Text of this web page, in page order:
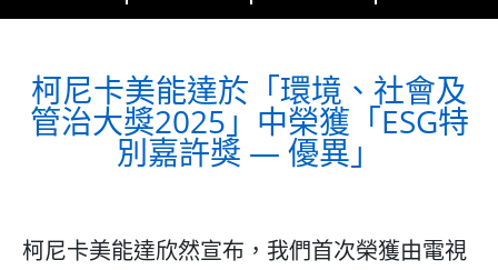
柯尼卡美能達於「環境、社會及
管治大獎2025」中榮獲「ESG特
別嘉許獎 — 優異」
柯尼卡美能達欣然宣布，我們首次榮獲由電視